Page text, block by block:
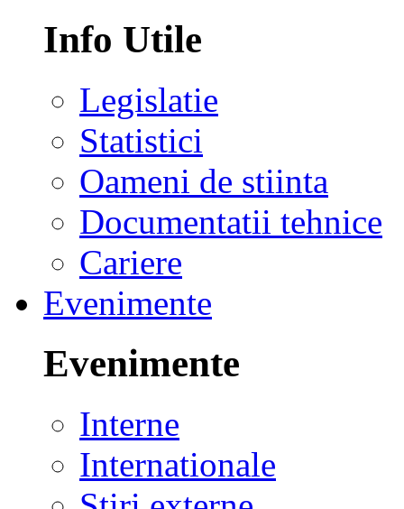
Info Utile
Legislatie
Statistici
Oameni de stiinta
Documentatii tehnice
Cariere
Evenimente
Evenimente
Interne
Internationale